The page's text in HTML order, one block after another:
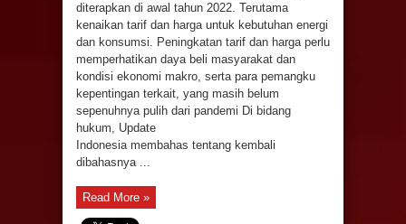
diterapkan di awal tahun 2022. Terutama
kenaikan tarif dan harga untuk kebutuhan energi
dan konsumsi. Peningkatan tarif dan harga perlu
memperhatikan daya beli masyarakat dan
kondisi ekonomi makro, serta para pemangku
kepentingan terkait, yang masih belum
sepenuhnya pulih dari pandemi Di bidang
hukum, Update
Indonesia membahas tentang kembali
dibahasnya ...
Read More »